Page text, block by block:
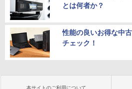
とは何者か？
性能の良いお得な中
チェック！